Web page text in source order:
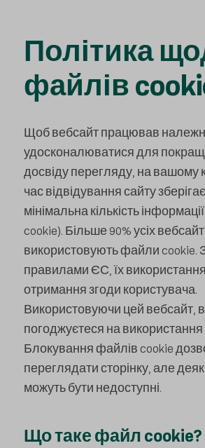
Політика
файлів
Щоб вебсайт працював
удосконалюватися для
досвіду перегляду, на вашому
час відвідування сайту
мінімальна кількість
cookie). Більше 90% усіх
використовують файли cookie.
правилами ЄС, їх
отримання згоди користувача.
Використовуючи цей вебсайт,
погоджуєтеся на
Блокування файлів cookie
переглядати сторінку, але деякі
можуть бути недоступні.
Що таке файл cookie?